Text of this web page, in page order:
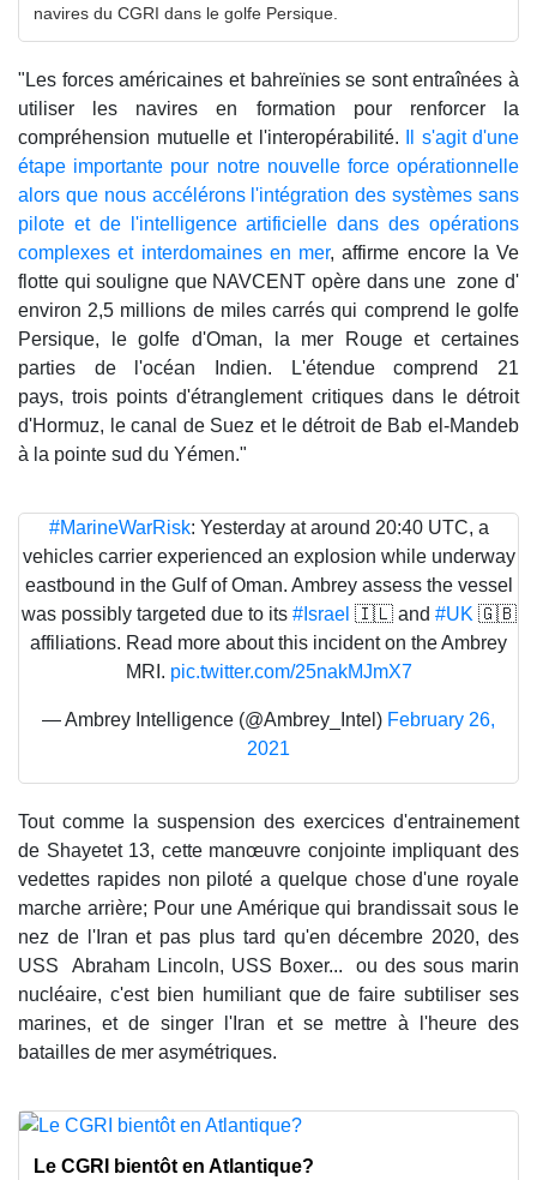
navires du CGRI dans le golfe Persique.
"Les forces américaines et bahreïnies se sont entraînées à
utiliser les navires en formation pour renforcer la
compréhension mutuelle et l'interopérabilité. Il s'agit d'une
étape importante pour notre nouvelle force opérationnelle
alors que nous accélérons l'intégration des systèmes sans
pilote et de l'intelligence artificielle dans des opérations
complexes et interdomaines en mer, affirme encore la Ve
flotte qui souligne que NAVCENT opère dans une zone d'
environ 2,5 millions de miles carrés qui comprend le golfe
Persique, le golfe d'Oman, la mer Rouge et certaines
parties de l'océan Indien. L'étendue comprend 21
pays, trois points d'étranglement critiques dans le détroit
d'Hormuz, le canal de Suez et le détroit de Bab el-Mandeb
à la pointe sud du Yémen."
#MarineWarRisk: Yesterday at around 20:40 UTC, a
vehicles carrier experienced an explosion while underway
eastbound in the Gulf of Oman. Ambrey assess the vessel
was possibly targeted due to its #Israel 🇮🇱 and #UK 🇬🇧
affiliations. Read more about this incident on the Ambrey
MRI. pic.twitter.com/25nakMJmX7
— Ambrey Intelligence (@Ambrey_Intel) February 26,
2021
Tout comme la suspension des exercices d'entrainement
de Shayetet 13, cette manœuvre conjointe impliquant des
vedettes rapides non piloté a quelque chose d'une royale
marche arrière; Pour une Amérique qui brandissait sous le
nez de l'Iran et pas plus tard qu'en décembre 2020, des
USS Abraham Lincoln, USS Boxer... ou des sous marin
nucléaire, c'est bien humiliant que de faire subtiliser ses
marines, et de singer l'Iran et se mettre à l'heure des
batailles de mer asymétriques.
Le CGRI bientôt en Atlantique?